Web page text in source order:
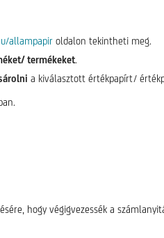
allampapir oldalon tekintheti meg.
termékeket.
a kiválasztott értékpapírt/
hogy végigvezessék a